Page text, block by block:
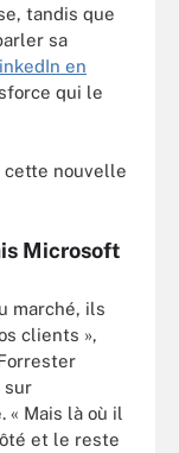
tandis que
sa
en
qui le
cette nouvelle
Microsoft
marché, ils
clients »,
sur
« Mais là où il
et le reste